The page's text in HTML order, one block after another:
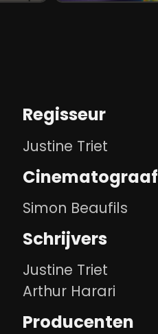
Regisseur
Justine Triet
Cinematograaf
Simon Beaufils
Schrijvers
Justine Triet
Arthur Harari
Producenten